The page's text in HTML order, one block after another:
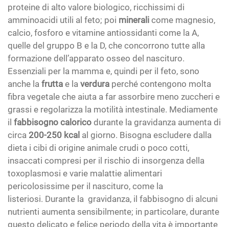
proteine di alto valore biologico, ricchissimi di
amminoacidi utili al feto; poi minerali come magnesio,
calcio, fosforo e vitamine antiossidanti come la A,
quelle del gruppo B e la D, che concorrono tutte alla
formazione dell’apparato osseo del nascituro.
Essenziali per la mamma e, quindi per il feto, sono
anche la frutta e la verdura perché contengono molta
fibra vegetale che aiuta a far assorbire meno zuccheri e
grassi e regolarizza la motilità intestinale. Mediamente
il fabbisogno calorico durante la gravidanza aumenta di
circa 200-250 kcal al giorno. Bisogna escludere dalla
dieta i cibi di origine animale crudi o poco cotti,
insaccati compresi per il rischio di insorgenza della
toxoplasmosi e varie malattie alimentari
pericolosissime per il nascituro, come la
listeriosi. Durante la gravidanza, il fabbisogno di alcuni
nutrienti aumenta sensibilmente; in particolare, durante
questo delicato e felice periodo della vita è importante